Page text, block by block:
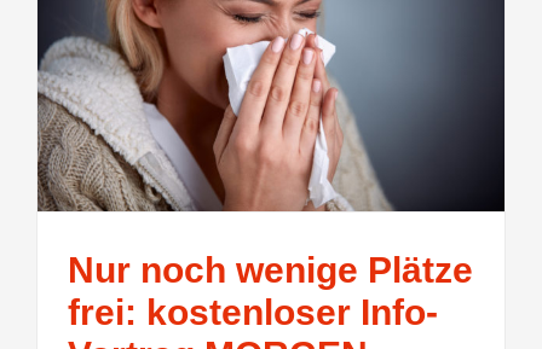
Nur noch wenige Plätze
frei: kostenloser Info-